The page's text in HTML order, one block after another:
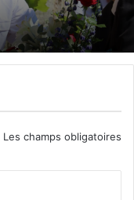
Les champs obligatoires